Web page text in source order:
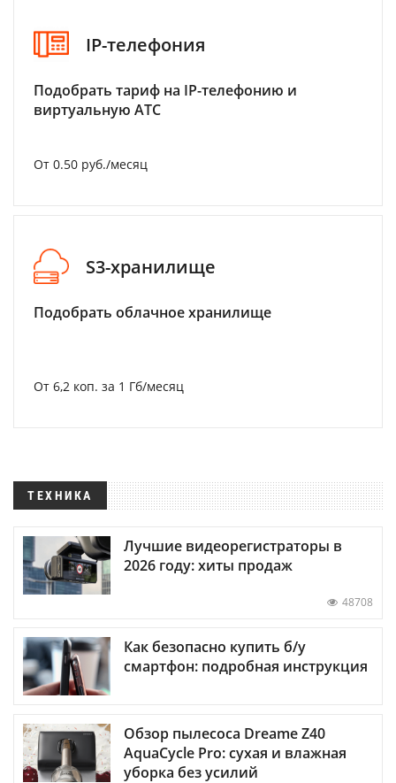
IP-телефония
Подобрать тариф на IP-телефонию и
виртуальную АТС
От 0.50 руб./месяц
S3-хранилище
Подобрать облачное хранилище
От 6,2 коп. за 1 Гб/месяц
ТЕХНИКА
Лучшие видеорегистраторы в
2026 году: хиты продаж
48708
Как безопасно купить б/у
смартфон: подробная инструкция
Обзор пылесоса Dreame Z40
AquaCycle Pro: сухая и влажная
уборка без усилий